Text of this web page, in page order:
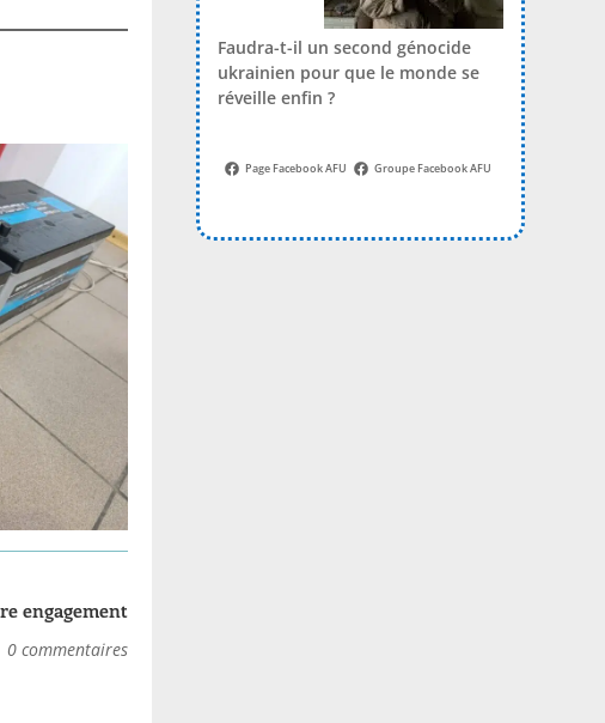
engagement
0 commentaires
Faudra-t-il un second génocide
ukrainien pour que le monde se
réveille enfin ?
Page Facebook AFU Groupe Facebook AFU